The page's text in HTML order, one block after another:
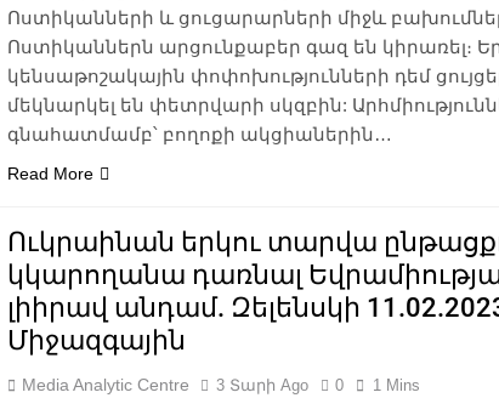
Ոստիկանների և ցուցարարների միջև
Ոստիկաններն արցունքաբեր գազ են կիրառել։
կենսաթոշակային փոփոխությունների դեմ
մեկնարկել են փետրվարի սկզբին:
գնահատմամբ՝ բողոքի ակցիաներին…
Read More
Ուկրաինան երկու տարվա
կկարողանա դառնալ
լիիրավ անդամ. Զելենսկի
Միջազգային
Media Analytic Centre 3 Տարի Ago 0 1 Mins